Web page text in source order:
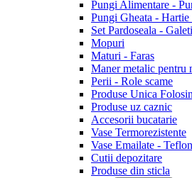
Pungi Alimentare -
Pungi Gheata - Hartie
Set Pardoseala -
Mopuri
Maturi - Faras
Maner metalic pentru
Perii - Role scame
Produse Unica
Produse uz caznic
Accesorii bucatarie
Vase Termorezistente
Vase Emailate -
Cutii depozitare
Produse din sticla